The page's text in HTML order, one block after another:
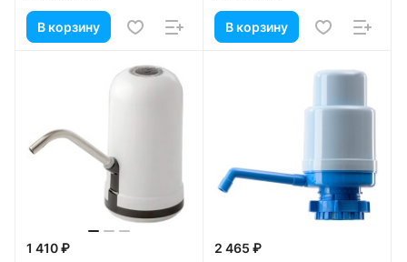
В корзину В корзину
1 410 ₽
2 465 ₽